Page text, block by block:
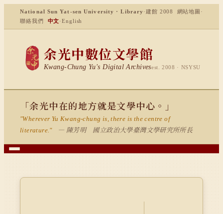
National Sun Yat-sen University · Library ·建館 2008 網站地圖 ·
聯絡我們
中文·English
余光中數位文學館
Kwang-Chung Yu's Digital Archivesest. 2008 · NSYSU
「余光中在的地方就是文學中心。」
"Wherever Yu Kwang-chung is, there is the centre of
literature."
— 陳芳明 國立政治大學臺灣文學研究所所長